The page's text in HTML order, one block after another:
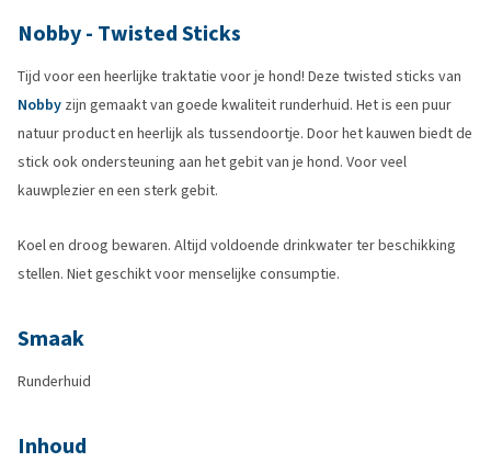
Nobby - Twisted Sticks
Tijd voor een heerlijke traktatie voor je hond! Deze twisted sticks van
Nobby zijn gemaakt van goede kwaliteit runderhuid. Het is een puur
natuur product en heerlijk als tussendoortje. Door het kauwen biedt de
stick ook ondersteuning aan het gebit van je hond. Voor veel
kauwplezier en een sterk gebit.
Koel en droog bewaren. Altijd voldoende drinkwater ter beschikking
stellen. Niet geschikt voor menselijke consumptie.
Smaak
Runderhuid
Inhoud